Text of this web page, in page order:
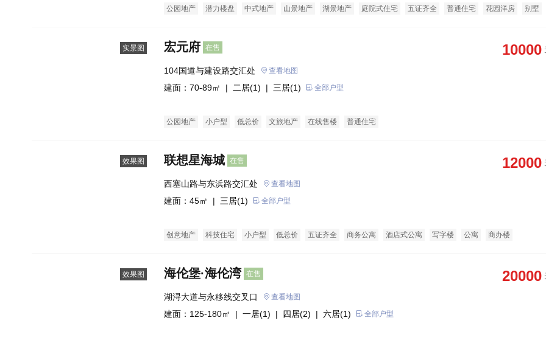
公园地产 潜力楼盘 中式地产 山景地产 湖景地产 庭院式住宅 五证齐全 普通住宅 花园洋房
别墅
实景图 宏元府 在售 10000
104国道与建设路交汇处 查看地图
建面：70-89㎡ | 二居(1) | 三居(1) 全部户型
公园地产 小户型 低总价 文旅地产 在线售楼 普通住宅
效果图 联想星海城 在售 12000
西塞山路与东浜路交汇处 查看地图
建面：45㎡ | 三居(1) 全部户型
创意地产 科技住宅 小户型 低总价 五证齐全 商务公寓 酒店式公寓 写字楼 公寓 商办楼
效果图 海伦堡·海伦湾 在售 20000
湖浔大道与永移线交叉口 查看地图
建面：125-180㎡ | 一居(1) | 四居(2) | 六居(1) 全部户型